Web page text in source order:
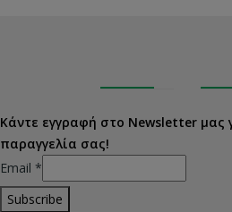
Κάντε εγγραφή στο Newsletter μας
παραγγελία σας!
Email *